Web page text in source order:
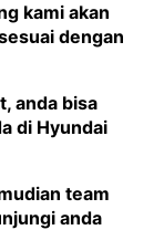
kami akan
dengan
anda bisa
di Hyundai
team
anda